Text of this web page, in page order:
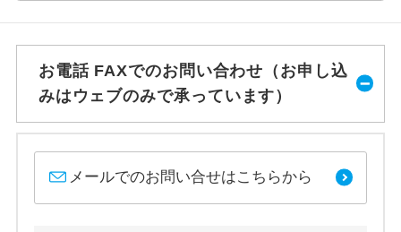
お電話 FAXでのお問い合わせ（お申し込
みはウェブのみで承っています）
メールでのお問い合せはこちらから